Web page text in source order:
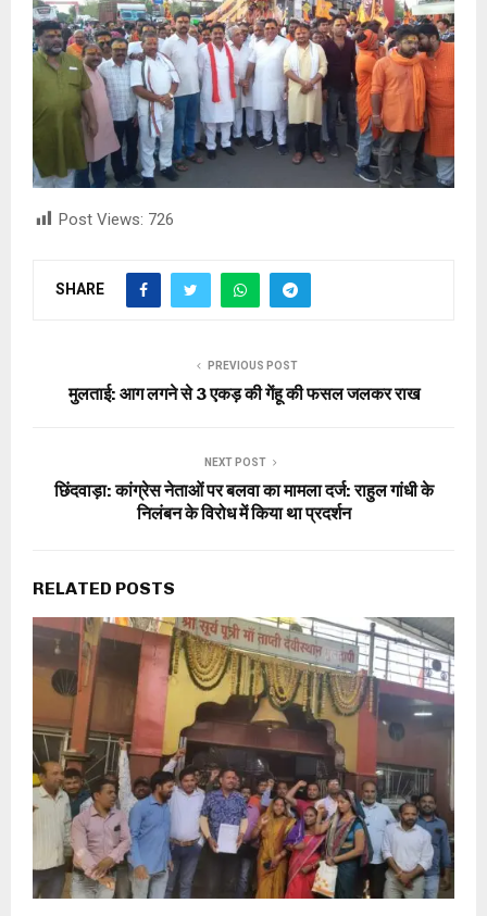
Post Views: 726
SHARE
PREVIOUS POST
मुलताई: आग लगने से 3 एकड़ की गेंहू की फसल जलकर राख
NEXT POST
छिंदवाड़ा: कांग्रेस नेताओं पर बलवा का मामला दर्ज: राहुल गांधी के
निलंबन के विरोध में किया था प्रदर्शन
RELATED POSTS